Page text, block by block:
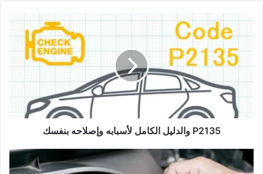
والدليل
لأسبابه
وإصلاحه
بنفسك
P2135 والدليل الكامل لأسبابه وإصلاحه بنفسك
p0110
الدليل